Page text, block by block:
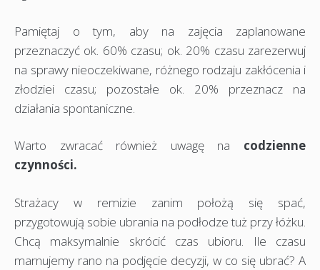
Pamiętaj o tym, aby na zajęcia zaplanowane
przeznaczyć ok. 60% czasu; ok. 20% czasu zarezerwuj
na sprawy nieoczekiwane, różnego rodzaju zakłócenia i
złodziei czasu; pozostałe ok. 20% przeznacz na
działania spontaniczne.
Warto zwracać również uwagę na codzienne
czynności.
Strażacy w remizie zanim położą się spać,
przygotowują sobie ubrania na podłodze tuż przy łóżku.
Chcą maksymalnie skrócić czas ubioru. Ile czasu
marnujemy rano na podjęcie decyzji, w co się ubrać? A